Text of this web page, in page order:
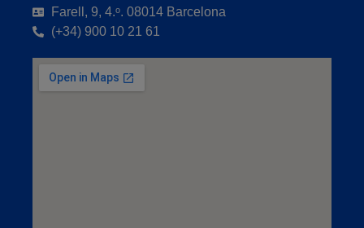
Farell, 9, 4.ᵒ. 08014 Barcelona
(+34) 900 10 21 61